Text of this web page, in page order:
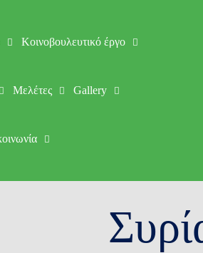
Κοινοβουλευτικό έργο
Μελέτες Gallery